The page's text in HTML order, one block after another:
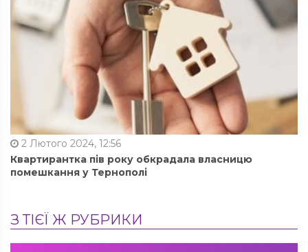
2 Лютого 2024, 12:56
Квартирантка пів року обкрадала власницю
помешкання у Тернополі
З ТІЄЇ Ж РУБРИКИ